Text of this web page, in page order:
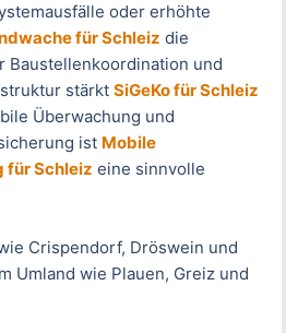
oder erhöhte
für Schleiz die
Baustellenkoordination und
stärkt SiGeKo für Schleiz
Überwachung und
ist Mobile
für Schleiz eine sinnvolle
Crispendorf, Dröswein und
Umland wie Plauen, Greiz und